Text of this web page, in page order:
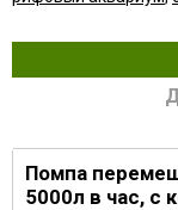
Помпа
5000л в час, c